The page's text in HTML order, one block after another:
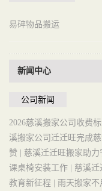
易碎物品搬运
新闻中心
公司新闻
2026慈溪搬家公司收费
溪搬家公司迁迁旺完成
赞 | 慈溪迁迁旺搬家助
课桌椅安装工作 | 慈溪迁
教育新征程 | 雨天搬家不